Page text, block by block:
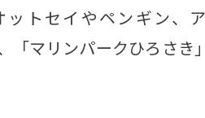
トセイやペンギン、
「マリンパークひろさ